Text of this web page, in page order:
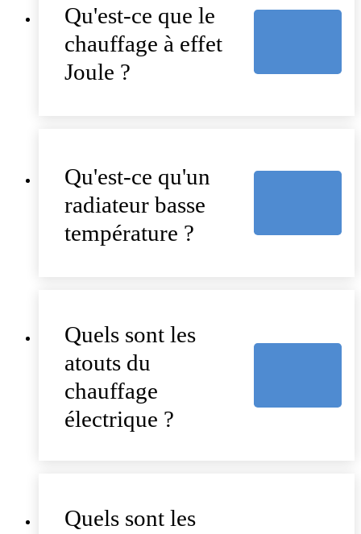
Qu'est-ce que le
chauffage à effet
Joule ?
Qu'est-ce qu'un
radiateur basse
température ?
Quels sont les
atouts du
chauffage
électrique ?
Quels sont les